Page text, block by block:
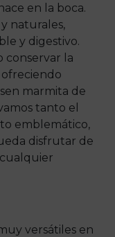
en la boca.
naturales,
y digestivo.
conservar la
ofreciendo
en marmita de
tanto el
emblemático,
disfrutar de
versátiles en